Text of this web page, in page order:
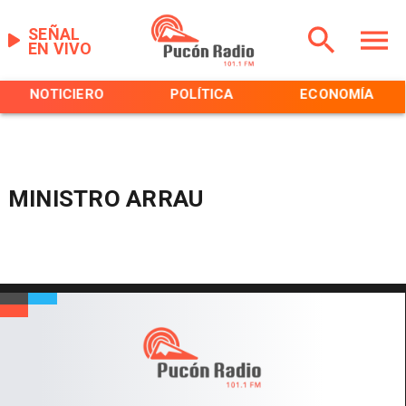
EN VIVO
SEÑAL
NOTICIERO POLÍTICA ECONOMÍA
MINISTRO ARRAU